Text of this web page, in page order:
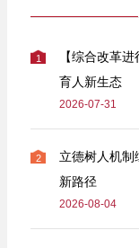
1
【综合改革
育人新生态
2026-07-31
2
立德树人机制
新路径
2026-08-04